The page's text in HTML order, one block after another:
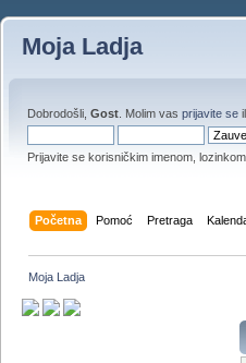
Moja Ladja
Dobrodošli, Gost . Molim vas prijavite se
Prijavite se korisničkim imenom,
Početna Pomoć Pretraga
Moja Ladja